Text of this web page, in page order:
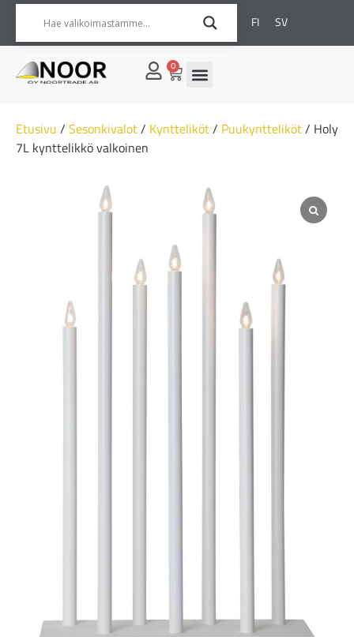
FI SV
0
Etusivu / Sesonkivalot/ Kyntteliköt/ Puukyntteliköt/ Holy
7L kynttelikkö valkoinen